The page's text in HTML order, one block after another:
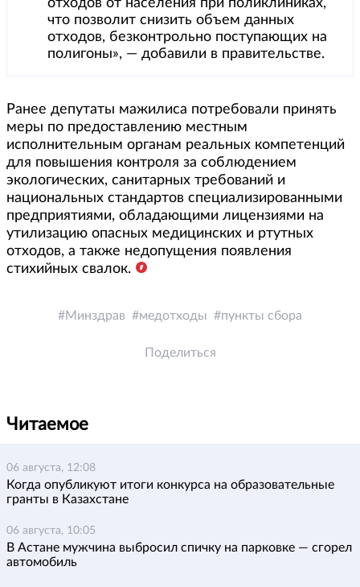
отходов от населения при поликлиниках,
что позволит снизить объем данных
отходов, безконтрольно поступающих на
полигоны», — добавили в правительстве.
Ранее депутаты мажилиса потребовали принять
меры по предоставлению местным
исполнительным органам реальных компетенций
для повышения контроля за соблюдением
экологических, санитарных требований и
национальных стандартов специализированными
предприятиями, обладающими лицензиями на
утилизацию опасных медицинских и ртутных
отходов, а также недопущения появления
стихийных свалок.
Минздрав медотходы пункты сбора
Поделиться
Читаемое
06 августа, 12:08
Когда опубликуют итоги конкурса на образовательные
гранты в Казахстане
06 августа, 10:05
В Астане мужчина выбросил спичку на парковке — сгорел
автомобиль